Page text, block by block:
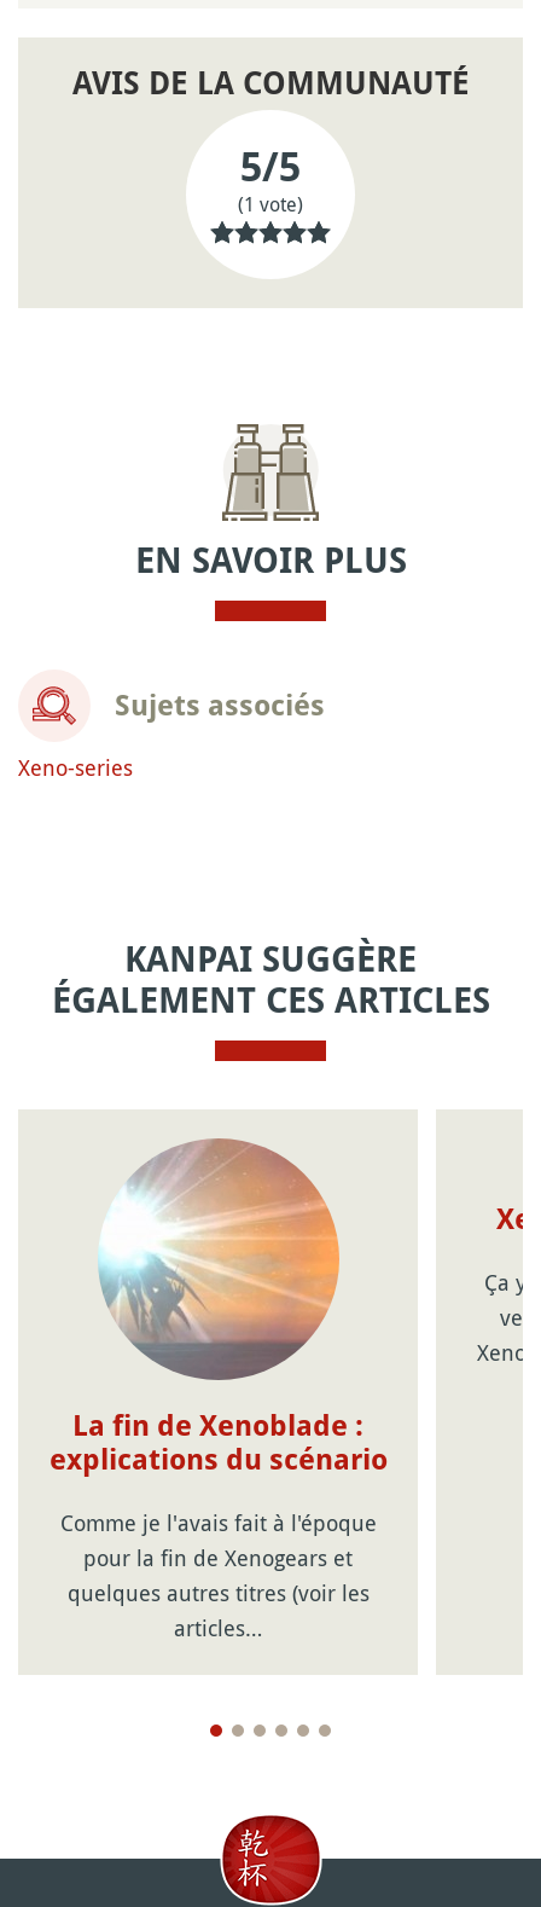
AVIS DE LA COMMUNAUTÉ
5/5
(1 vote)
EN SAVOIR PLUS
Sujets associés
Xeno-series
KANPAI SUGGÈRE
ÉGALEMENT CES ARTICLES
La fin de Xenoblade :
explications du scénario
Comme je l'avais fait à l'époque
pour la fin de Xenogears et
quelques autres titres (voir les
articles…
Ça y